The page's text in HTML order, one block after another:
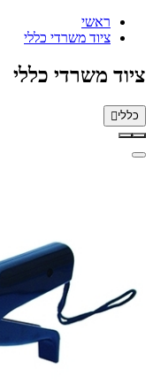
ראשי
ציוד משרדי כללי
ציוד משרדי כללי
כללי